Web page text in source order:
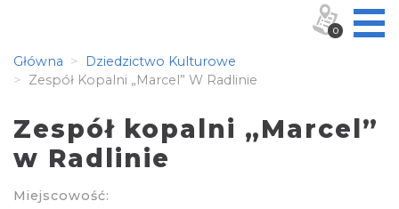
Główna
Dziedzictwo Kulturowe
Zespół Kopalni „Marcel” W Radlinie
Zespół kopalni „Marcel”
w Radlinie
Miejscowość:
0